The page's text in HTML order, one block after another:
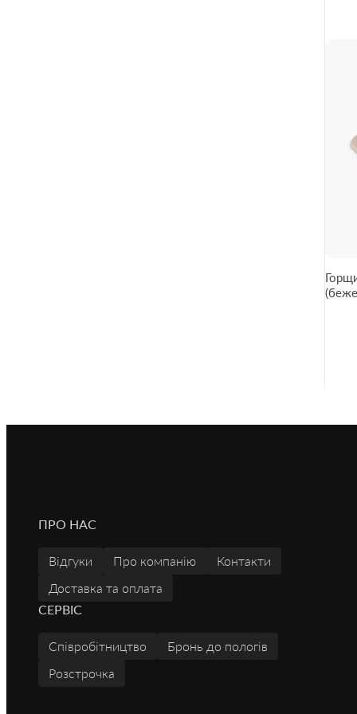
ПРО НАС
Відгуки Про компанію
Контакти
Доставка та оплата
СЕРВІС
Співробітництво
Бронь до пологів
Розстрочка